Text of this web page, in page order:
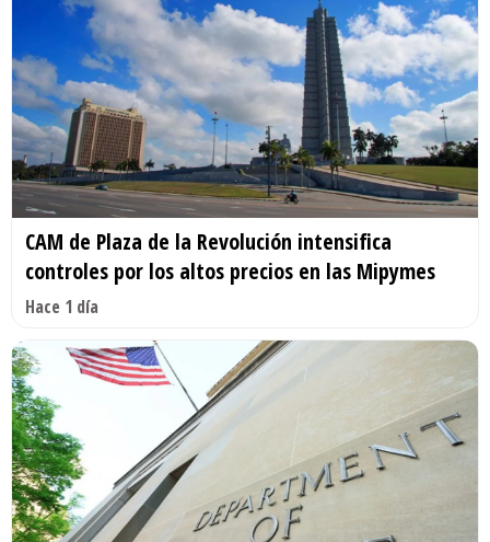
CAM de Plaza de la Revolución intensifica
controles por los altos precios en las Mipymes
Hace 1 día